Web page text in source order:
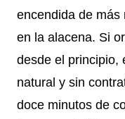
encendida de más
en la alacena. Si
desde el principio,
natural y sin
doce minutos de